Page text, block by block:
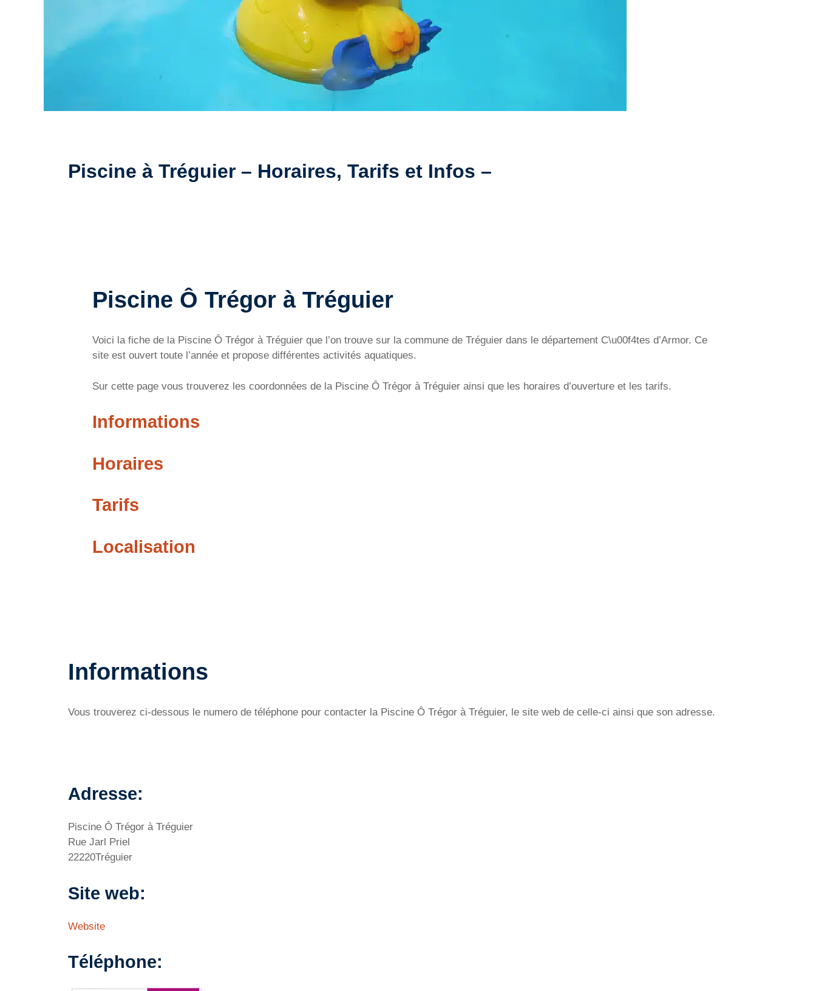
Piscine à Tréguier – Horaires, Tarifs et Infos –
Piscine Ô Trégor à Tréguier
Voici la fiche de la Piscine Ô Trégor à Tréguier que l’on trouve sur la commune de Tréguier dans le département C\u00f4tes d’Armor. Ce
site est ouvert toute l’année et propose différentes activités aquatiques.
Sur cette page vous trouverez les coordonnées de la Piscine Ô Trégor à Tréguier ainsi que les horaires d’ouverture et les tarifs.
Informations
Horaires
Tarifs
Localisation
Informations
Vous trouverez ci-dessous le numero de téléphone pour contacter la Piscine Ô Trégor à Tréguier, le site web de celle-ci ainsi que son adresse.
Adresse:
Piscine Ô Trégor à Tréguier
Rue Jarl Priel
22220Tréguier
Site web:
Website
Téléphone: